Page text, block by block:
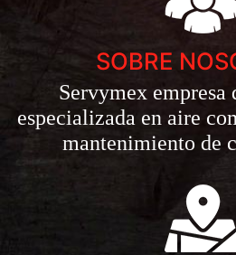
SOBRE
Servymex empresa
especializada en aire
mantenimiento de